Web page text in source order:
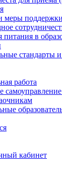
меры
питания в
стандарты
работа
кабинет